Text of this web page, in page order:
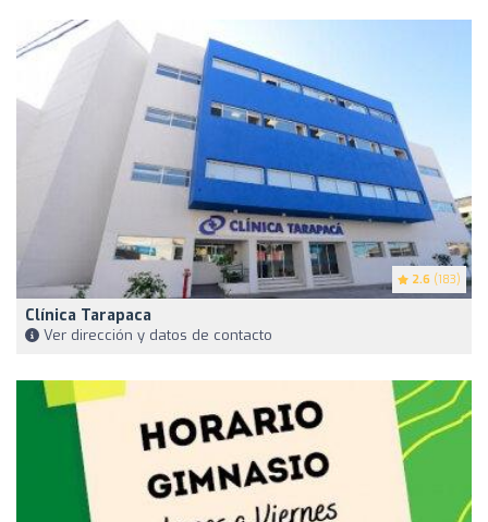
2.6 (183)
Clínica Tarapaca
Ver dirección y datos de contacto